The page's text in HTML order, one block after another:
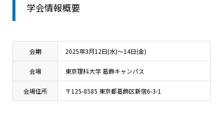
学会情報概要
会期 2025年3月12日(水)～14日(金)
会場 東京理科大学 葛飾キャンパス
会場住所 〒125-8585 東京都葛飾区新宿6-3-1